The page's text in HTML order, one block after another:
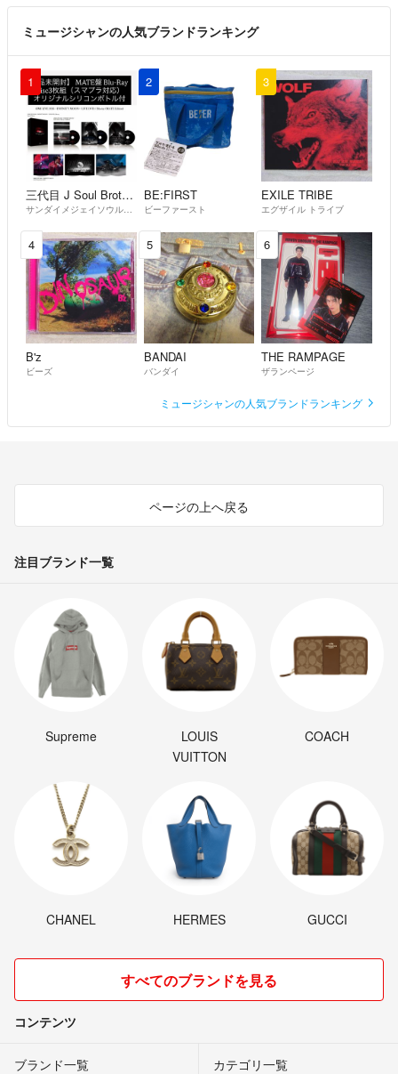
ミュージシャンの人気ブランドランキング
1
三代目 J Soul Brothers
サンダイメジェイソウルブラザーズ
2
BE:FIRST
ビーファースト
3
EXILE TRIBE
エグザイル トライブ
4
B'z
ビーズ
5
BANDAI
バンダイ
6
THE RAMPAGE
ザランページ
ミュージシャンの人気ブランドランキング
ページの上へ戻る
注目ブランド一覧
Supreme
LOUIS
VUITTON
COACH
CHANEL HERMES GUCCI
すべてのブランドを見る
コンテンツ
ブランド一覧 カテゴリ一覧